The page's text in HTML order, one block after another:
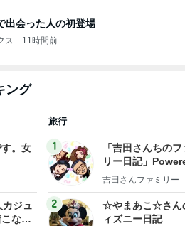
出会った人の初登場
ス 11時間前
ング
。女
ジュ
なす
旅行
1
「吉田さんちの
リー日記」
y Ameba 吉田さ
ログ
吉田さんファミリー
2
☆やまあこ☆さん
ィズニー日記